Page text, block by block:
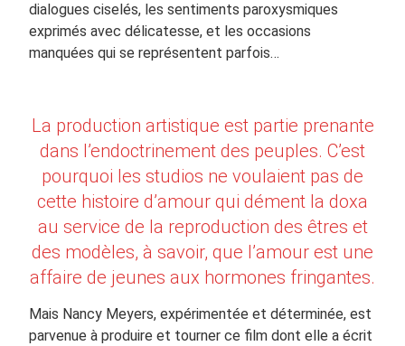
dialogues ciselés, les sentiments paroxysmiques
exprimés avec délicatesse, et les occasions
manquées qui se représentent parfois…
La production artistique est partie prenante
dans l’endoctrinement des peuples. C’est
pourquoi les studios ne voulaient pas de
cette histoire d’amour qui dément la doxa
au service de la reproduction des êtres et
des modèles, à savoir, que l’amour est une
affaire de jeunes aux hormones fringantes.
Mais Nancy Meyers, expérimentée et déterminée, est
parvenue à produire et tourner ce film dont elle a écrit